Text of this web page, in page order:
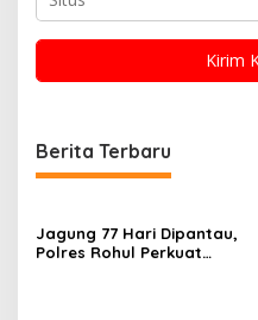
Berita Terbaru
Jagung 77 Hari Dipantau,
Polres Rohul Perkuat